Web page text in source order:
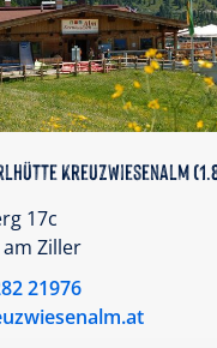
Kreuzwiesenalm
17c
am Ziller
21976